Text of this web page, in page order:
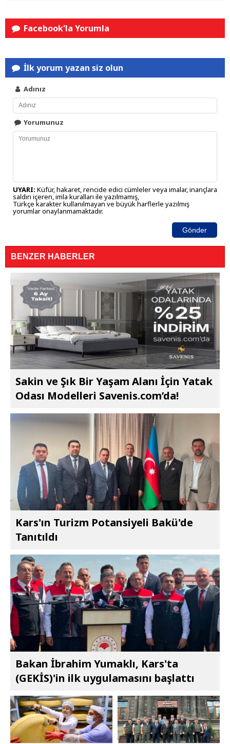
Facebook'la Yorumla
İlk yorum yazan siz olun
Adınız
Yorumunuz
UYARI: Küfür, hakaret, rencide edici cümleler veya imalar, inançlara
saldırı içeren, imla kuralları ile yazılmamış,
Türkçe karakter kullanılmayan ve büyük harflerle yazılmış
yorumlar onaylanmamaktadır.
Gönder
BENZER HABERLER
Sakin ve Şık Bir Yaşam Alanı İçin Yatak
Odası Modelleri Savenis.com’da!
Kars'ın Turizm Potansiyeli Bakü'de
Tanıtıldı
Bakan İbrahim Yumaklı, Kars'ta
(GEKİS)'in ilk uygulamasını başlattı